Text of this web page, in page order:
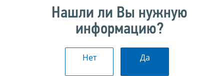
Нашли ли Вы нужную
информацию?
Нет Да